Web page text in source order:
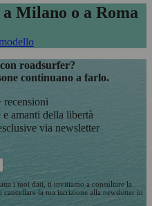
Milano o a Roma
roadsurfer?
continuano a farlo.
amanti della libertà
via newsletter
i tuoi dati, ti invitiamo a consultare la
cancellare la tua iscrizione alla newsletter in